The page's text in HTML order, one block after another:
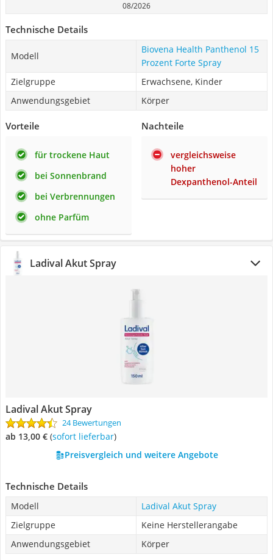
08/2026
Technische Details
Modell
Biovena Health Panthenol 15
Prozent Forte Spray
Zielgruppe
Erwachsene, Kinder
Anwendungsgebiet
Körper
Vorteile
für trockene Haut
bei Sonnenbrand
bei Verbrennungen
ohne Parfüm
Nachteile
vergleichsweise
hoher
Dexpanthenol-Anteil
Ladival Akut Spray
Ladival Akut Spray
24 Bewertungen
ab 13,00 € ( Sofort lieferbar)
Preisvergleich und weitere Angebote
Technische Details
Modell
Ladival Akut Spray
Zielgruppe
Keine Herstellerangabe
Anwendungsgebiet
Körper